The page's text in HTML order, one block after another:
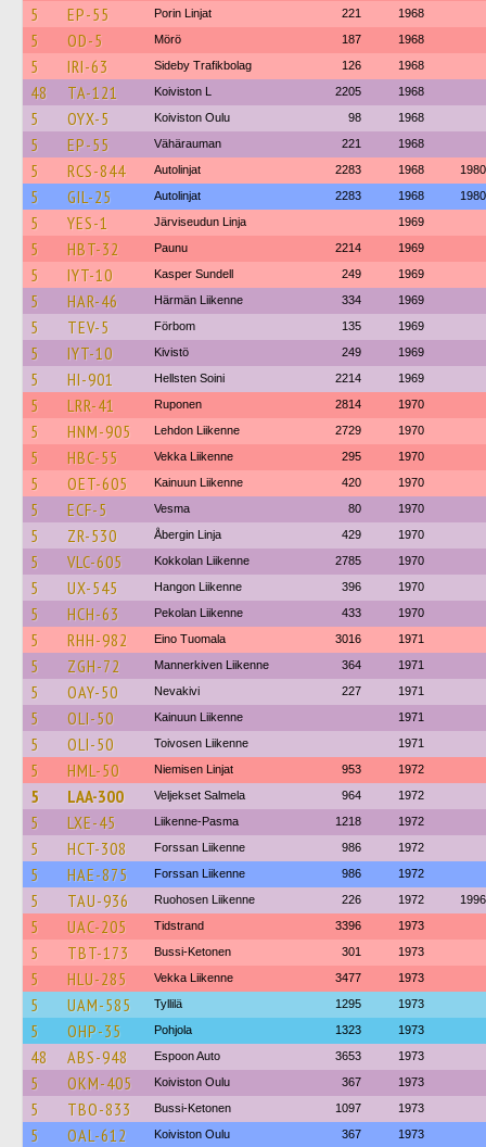
5 EP-55 Porin Linjat 221 1968
5 OD-5 Mörö 187 1968
5 IRI-63 Sideby Trafikbolag 126 1968
48 TA-121 Koiviston L 2205 1968
5 OYX-5 Koiviston Oulu 98 1968
5 EP-55 Vähärauman 221 1968
5 RCS-844 Autolinjat 2283 1968 1980
5 GIL-25 Autolinjat 2283 1968 1980
5 YES-1 Järviseudun Linja 1969
5 HBT-32 Paunu 2214 1969
5 IYT-10 Kasper Sundell 249 1969
5 HAR-46 Härmän Liikenne 334 1969
5 TEV-5 Förbom 135 1969
5 IYT-10 Kivistö 249 1969
5 HI-901 Hellsten Soini 2214 1969
5 LRR-41 Ruponen 2814 1970
5 HNM-905 Lehdon Liikenne 2729 1970
5 HBC-55 Vekka Liikenne 295 1970
5 OET-605 Kainuun Liikenne 420 1970
5 ECF-5 Vesma 80 1970
5 ZR-530 Åbergin Linja 429 1970
5 VLC-605 Kokkolan Liikenne 2785 1970
5 UX-545 Hangon Liikenne 396 1970
5 HCH-63 Pekolan Liikenne 433 1970
5 RHH-982 Eino Tuomala 3016 1971
5 ZGH-72 Mannerkiven Liikenne 364 1971
5 OAY-50 Nevakivi 227 1971
5 OLI-50 Kainuun Liikenne 1971
5 OLI-50 Toivosen Liikenne 1971
5 HML-50 Niemisen Linjat 953 1972
5 LAA-300 Veljekset Salmela 964 1972
5 LXE-45 Liikenne-Pasma 1218 1972
5 HCT-308 Forssan Liikenne 986 1972
5 HAE-875 Forssan Liikenne 986 1972
5 TAU-936 Ruohosen Liikenne 226 1972 1996
5 UAC-205 Tidstrand 3396 1973
5 TBT-173 Bussi-Ketonen 301 1973
5 HLU-285 Vekka Liikenne 3477 1973
5 UAM-585 Tyllilä 1295 1973
5 OHP-35 Pohjola 1323 1973
48 ABS-948 Espoon Auto 3653 1973
5 OKM-405 Koiviston Oulu 367 1973
5 TBO-833 Bussi-Ketonen 1097 1973
5 OAL-612 Koiviston Oulu 367 1973